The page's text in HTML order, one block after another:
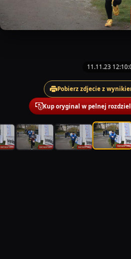
11.11.23
Pobierz zdjecie z
Kup oryginal w pelnej